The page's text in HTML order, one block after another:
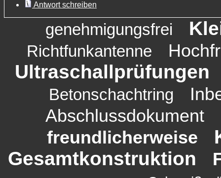
Antwort schreiben
genehmigungsfrei
Richtfunkantenne
Ultraschallprüfungen
Betonschachtring
Abschlussdokument
freundlicherweise
Gesamtkonstruktion